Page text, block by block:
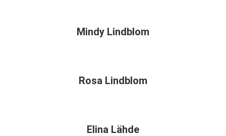
Mindy Lindblom
Rosa Lindblom
Elina Lähde